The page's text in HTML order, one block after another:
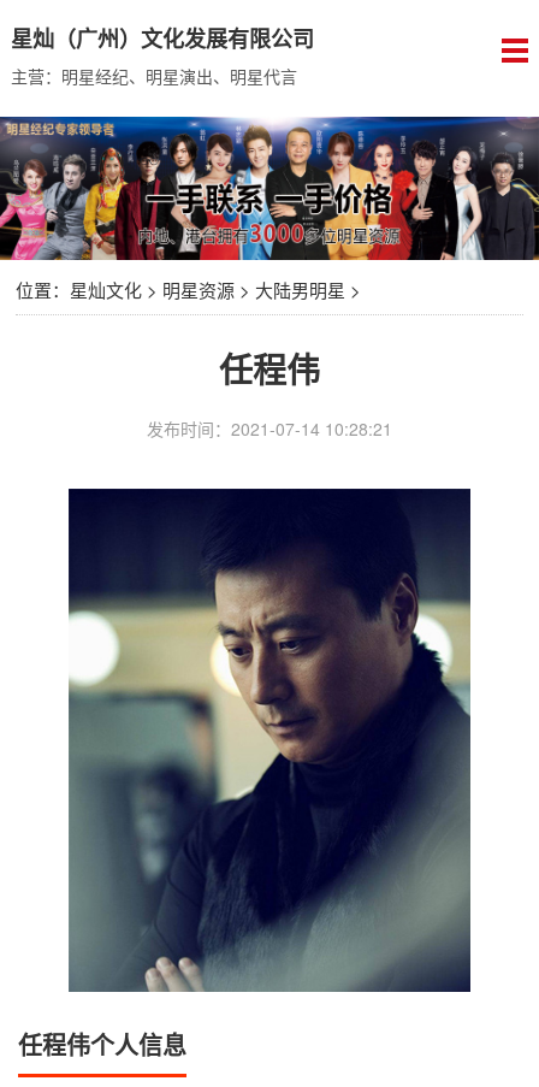
星灿（广州）文化发展有限公司
主营：明星经纪、明星演出、明星代言
位置： 星灿文化> 明星资源> 大陆男明星 >
任程伟
发布时间：2021-07-14 10:28:21
任程伟个人信息